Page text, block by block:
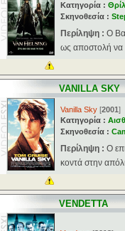
Κατηγορία :
Σκηνοθεσία :
Περίληψη : Ο
ως αποστολή να
VANILLA SKY
Vanilla Sky [2001]
Κατηγορία :
Σκηνοθεσία :
Περίληψη : Ο
κοντά στην
VENDETTA